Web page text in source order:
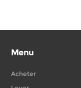
Menu
Acheter